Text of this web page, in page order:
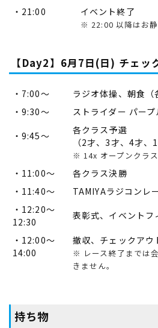
・21:00
イベント終了
※ 22:00 以降はお静
【Day2】6月7日(日) チェッ
・7:00～
ラジオ体操、朝食（
・9:30～
ストライダー パー
・9:45～
各クラス予選
（2才、3才、4才、
※ 14x オープンクラ
・11:00～
各クラス決勝
・11:40～
TAMIYAラジコンレ
・12:20～
12:30
表彰式、イベントフ
・12:00～
14:00
撤収、チェックアウ
※ レース終了までは
きません。
持ち物